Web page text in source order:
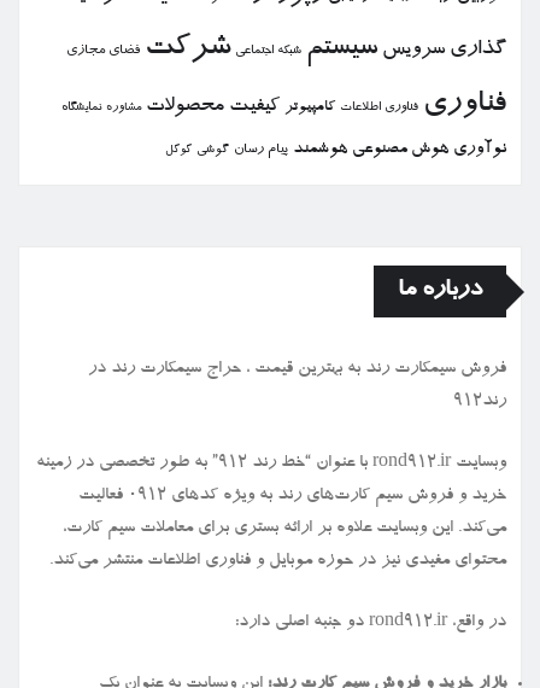
گذاری سرویس سیستم شبكه اجتماعی شركت فضای مجازی
فناوری فناوری اطلاعات كامپیوتر كیفیت محصولات مشاوره نمایشگاه
نوآوری هوش مصنوعی هوشمند پیام رسان گوشی گوگل
درباره ما
فروش سیمكارت رند به بهترین قیمت ، حراج سیمكارت رند در
رند912
وبسایت rond912.ir با عنوان “خط رند ۹۱۲” به طور تخصصی در زمینه
خرید و فروش سیم کارت‌های رند به ویژه کدهای ۰۹۱۲ فعالیت
می‌کند. این وبسایت علاوه بر ارائه بستری برای معاملات سیم کارت،
محتوای مفیدی نیز در حوزه موبایل و فناوری اطلاعات منتشر می‌کند.
در واقع، rond912.ir دو جنبه اصلی دارد: